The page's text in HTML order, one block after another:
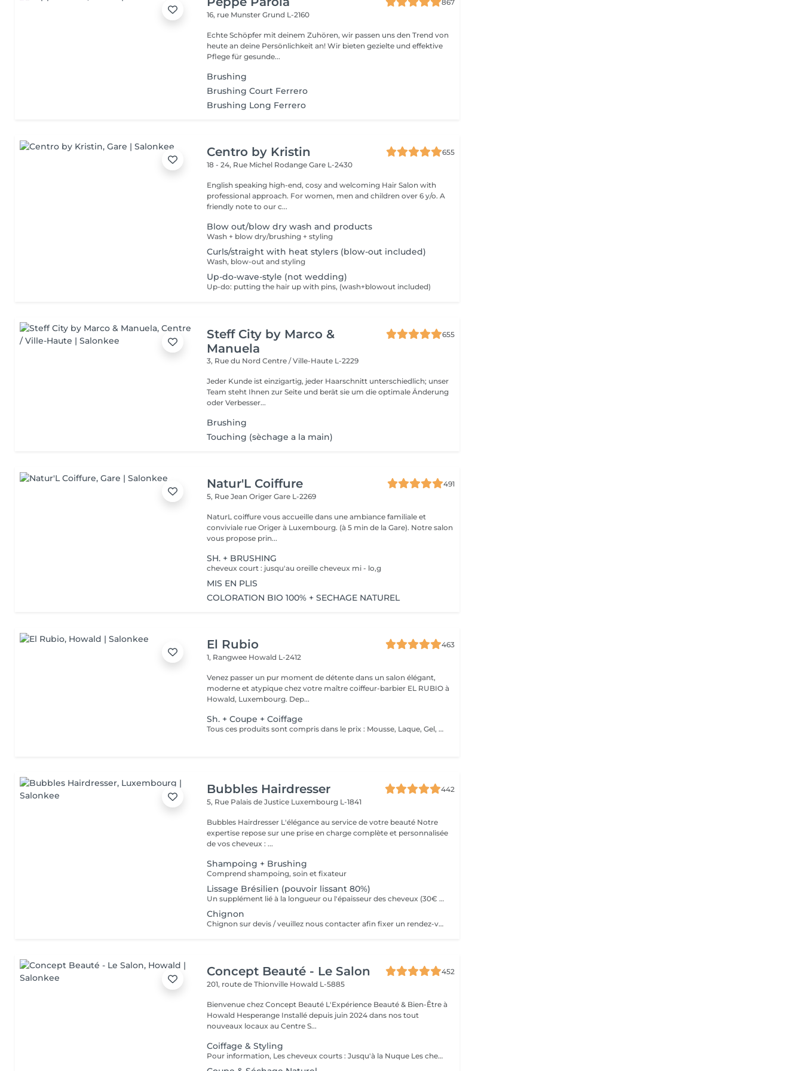
867
16, rue MunsterGrund L-2160
Echte Schöpfer mit deinem Zuhören, wir passen uns den Trend von
heute an deine Persönlichkeit an! Wir bieten gezielte und effektive
Pflege für gesunde...
Brushing
Brushing Court Ferrero
Brushing Long Ferrero
Centro by Kristin
655
18 - 24, Rue Michel RodangeGare L-2430
English speaking high-end, cosy and welcoming Hair Salon with
professional approach. For women, men and children over 6 y/o. A
friendly note to our c...
Blow out/blow dry wash and products
Wash + blow dry/brushing + styling
Curls/straight with heat stylers (blow-out included)
Wash, blow-out and styling
Up-do-wave-style (not wedding)
Up-do: putting the hair up with pins, (wash+blowout included)
Steff City by Marco &
Manuela
655
3, Rue du NordCentre / Ville-Haute L-2229
Jeder Kunde ist einzigartig, jeder Haarschnitt unterschiedlich; unser
Team steht Ihnen zur Seite und berät sie um die optimale Änderung
oder Verbesser...
Brushing
Touching (sèchage a la main)
Natur'L Coiffure
491
5, Rue Jean OrigerGare L-2269
NaturL coiffure vous accueille dans une ambiance familiale et
conviviale rue Origer à Luxembourg. (à 5 min de la Gare). Notre salon
vous propose prin...
SH. + BRUSHING
cheveux court : jusqu'au oreille cheveux mi - lo,g
MIS EN PLIS
COLORATION BIO 100% + SECHAGE NATUREL
El Rubio
463
1, Rangwee Howald L-2412
Venez passer un pur moment de détente dans un salon élégant,
moderne et atypique chez votre maître coiffeur-barbier EL RUBIO à
Howald, Luxembourg. Dep...
Sh. + Coupe + Coiffage
Tous ces produits sont compris dans le prix : Mousse, Laque, Gel, Soin démêlant, Shampoing spécifique. Tous les produits que nous utilisons sont des produits de qualité professionnelle.
Bubbles Hairdresser
442
5, Rue Palais de Justice Luxembourg L-1841
Bubbles Hairdresser L'élégance au service de votre beauté Notre
expertise repose sur une prise en charge complète et personnalisée
de vos cheveux : ...
Shampoing + Brushing
Comprend shampoing, soin et fixateur
Lissage Brésilien (pouvoir lissant 80%)
Un supplément lié à la longueur ou l'épaisseur des cheveux (30€ à 500€) pourra s'ajouter au tarif du lissage brésilien. Un diagnostique gratuit sera systématiquement proposé en amont.»
Chignon
Chignon sur devis / veuillez nous contacter afin fixer un rendez-vous
Concept Beauté - Le Salon
452
201, route de Thionville Howald L-5885
Bienvenue chez Concept Beauté L'Expérience Beauté & Bien-Être à
Howald Hesperange Installé depuis juin 2024 dans nos tout
nouveaux locaux au Centre S...
Coiffage & Styling
Pour information, Les cheveux courts : Jusqu'à la Nuque Les cheveux mi-longs : Jusqu'à l'épaule Les cheveux longs : En dessous de l'épaule Un supplément sera demandé pour les cheveux très longs, (jusqu'au milieu du dos)